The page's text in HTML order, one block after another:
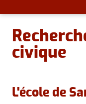
au
aller au
contenu
civique
L'école de